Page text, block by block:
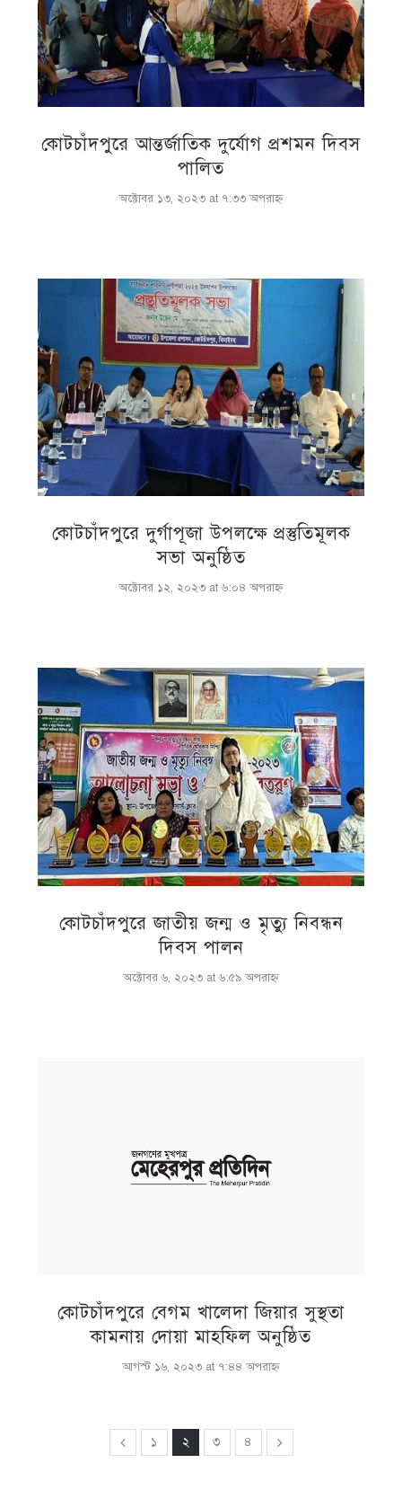
কোটচাঁদপুরে আন্তর্জাতিক দুর্যোগ প্রশমন দিবস
পালিত
অক্টোবর ১৩, ২০২৩ at ৭:৩৩ অপরাহ্ণ
কোটচাঁদপুরে দুর্গাপূজা উপলক্ষে প্রস্তুতিমূলক
সভা অনুষ্ঠিত
অক্টোবর ১২, ২০২৩ at ৬:০৪ অপরাহ্ণ
কোটচাঁদপুরে জাতীয় জন্ম ও মৃত্যু নিবন্ধন
দিবস পালন
অক্টোবর ৬, ২০২৩ at ৬:৫৯ অপরাহ্ণ
কোটচাঁদপুরে বেগম খালেদা জিয়ার সুস্থতা
কামনায় দোয়া মাহফিল অনুষ্ঠিত
আগস্ট ১৬, ২০২৩ at ৭:৪৪ অপরাহ্ণ
১ ২ ৩ ৪